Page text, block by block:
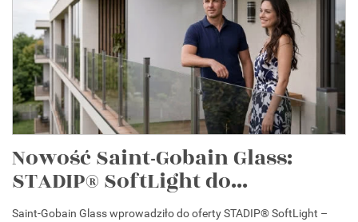
Nowość Saint-Gobain Glass:
STADIP® SoftLight do...
Saint-Gobain Glass wprowadziło do oferty STADIP® SoftLight –